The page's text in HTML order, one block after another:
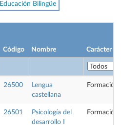
Educación Bilingüe
Código Nombre Carácter
26500
Lengua
castellana
Formación
26501
Psicología del
desarrollo I
Formación